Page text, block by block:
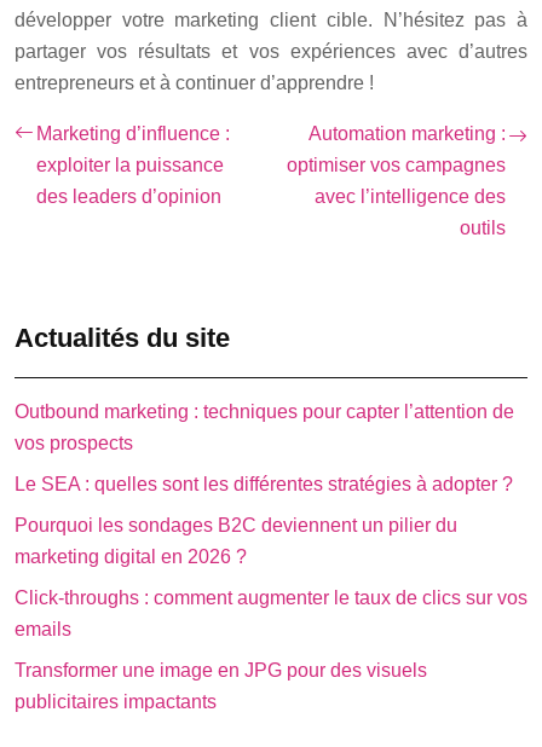
développer votre marketing client cible. N’hésitez pas à
partager vos résultats et vos expériences avec d’autres
entrepreneurs et à continuer d’apprendre !
Marketing d’influence :
exploiter la puissance
des leaders d’opinion
Automation marketing :
optimiser vos campagnes
avec l’intelligence des
outils
Actualités du site
Outbound marketing : techniques pour capter l’attention de
vos prospects
Le SEA : quelles sont les différentes stratégies à adopter ?
Pourquoi les sondages B2C deviennent un pilier du
marketing digital en 2026 ?
Click-throughs : comment augmenter le taux de clics sur vos
emails
Transformer une image en JPG pour des visuels
publicitaires impactants